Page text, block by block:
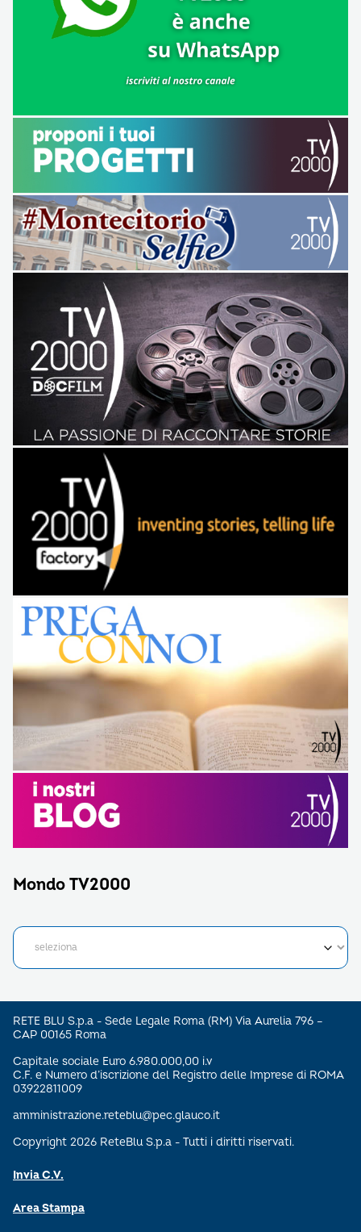
Mondo TV2000
RETE BLU S.p.a - Sede Legale Roma (RM) Via Aurelia 796 –
CAP 00165 Roma
Capitale sociale Euro 6.980.000,00 i.v
C.F. e Numero d’iscrizione del Registro delle Imprese di ROMA
03922811009
amministrazione.reteblu@pec.glauco.it
Copyright 2026 ReteBlu S.p.a - Tutti i diritti riservati.
Invia C.V.
Area Stampa